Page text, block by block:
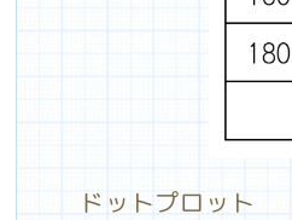
ドットプロット